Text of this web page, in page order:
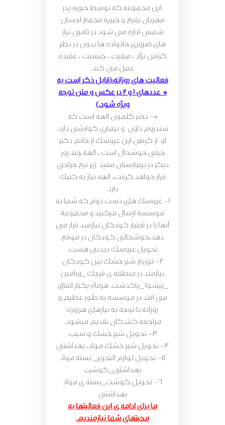
این مجموعه که توسط خیریه پدر
مهربان بقیع و خیریه مجمع احسان
شمس اداره می شود در تامین نیاز
های ضروری خانواده ها بدون در نظر
گرفتن نژاد ، میلیت ، جنسیت ، عقیده
عمل می کند.
فعالیت های روزانه:(قابل ذکر است به
* عددهای 1 و 2 در عکس و متن توجه
ویژه شود.)
*- دختر گلمون الهه است که
سندروم داون و بیماری گوارشی دارد.
او از گرفتن این عروسک از خانم دکتر
خیلی خوشحال است ، الهه چند روز
دیگر در بیمارستان مفید زیر تیغ جراحی
قرار خواهد گرفت، الهه نیاز به کمک
دارد.
1- عروسک های دست دوم که شما به
موسسه ارسال میکنید و مجموعه
آنها را در اختیار کودکان نیازمند قرار می
دهد،خوشحالی کودکان در موقع
تحویل عروسک دیدنی هست.
2- توزیع شیر خشک بین کودکان
نیازمند در منطقه ی قرچک _ورامین
_پیشوا _پاکدشت. هرماه یکبار اتفاق
می افتد در موسسه به طور عظیم و
روزانه با توجه به نیازهای هرروزه
مراجعه کنندگان تقدیم میشود.
3- تحویل شیر خشک و سیب
4- تحویل شیر خشک مواد، بهداشتی
5- تحویل لوازم التحریر_ بسته مواد
بهداشتی_گوشت
6- تحویل گوشت_بسته ی مواد
بهداشتی
ما برای ادامه ی این فعالیتها به
محبتهای شما نیازمندیم.